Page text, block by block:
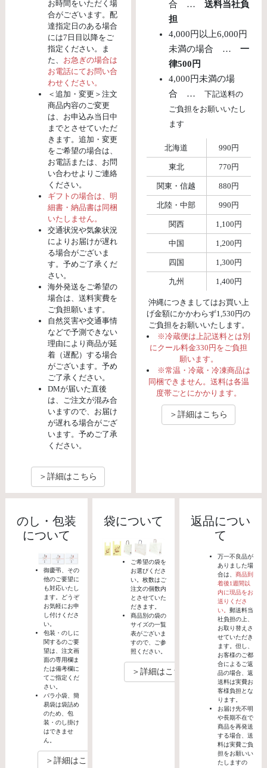
お時間をいただく場
合がございます。配
達指定日のある場合
には7日目以降をご
指定ください。ま
た、 お急ぎの場合は
お電話にてお問い合
わせください。
＜追加・変更＞注文
商品内容のご変更
は、お申込み当日中
までとさせていただ
きます。追加・変更
をご希望の場合は、
お電話または、お問
い合わせよりご連絡
ください。
ギフトの場合は、明
細書・納品書は同梱
いたしません。
交通状況や気象状況
によりお届けが遅れ
る場合がございま
す。予めご了承くだ
さい。
海外発送をご希望の
場合は、送料実費を
ご負担願います。
自然災害や交通事情
などで予測できない
理由により商品が延
着（遅配）する場合
がございます。予め
ご了承ください。
DMが届いた直後
は、ご注文が混み合
いますので、お届け
が遅れる場合がござ
います。予めご了承
ください。
＞詳細はこちら
合 …送料当社負
担
4,000円以上6,000円
未満の場合 …一
律500円
4,000円未満の場
合 …下記送料の
ご負担をお願いいたし
ます
北海道 990円
東北 770円
関東・信越 880円
北陸・中部 990円
関西 1,100円
中国 1,200円
四国 1,300円
九州 1,400円
沖縄につきましてはお買い上
げ金額にかかわらず1,530円の
ご負担をお願いいたします。
※冷蔵便は上記送料とは別
にクール料金330円をご負担
願います。
※常温・冷蔵・冷凍商品は
同梱できません。送料は各温
度帯ごとにかかります。
＞詳細はこちら
のし・包装
について
御慶弔、その
他のご要望に
も対応いたし
ます。どうぞ
お気軽にお申
し付けくださ
い。
包装・のしに
関するのご要
望は、注文画
面の専用欄ま
たは備考欄に
てご指定くだ
さい。
バラ小袋、簡
易袋は袋詰め
のため、包
装・のし掛け
はできませ
ん。
＞詳細はこちら
袋について
ご希望の袋を
お選びくださ
い。枚数はご
注文の個数内
とさせていた
だきます。
商品別の袋の
サイズの一覧
表がございま
すので、ご参
照ください。
＞詳細はこちら
返品につい
て
万一不良品が
ありました場
合は、 商品到
着後1週間以
内に現品をお
送りくださ
い。 郵送料当
社負担の上、
お取り替えさ
せていただき
ます。但し、
お客様のご都
合によるご返
品の場合、返
送料は実費お
客様負担とな
ります。
お届け先不明
や長期不在で
商品を再発送
する場合、送
料は実費ご負
担をお願いい
たしますの